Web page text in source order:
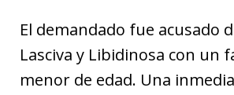
El demandado fue acusado
Lasciva y Libidinosa con un
menor de edad. Una